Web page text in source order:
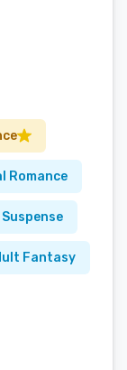
Romance
Fantasy